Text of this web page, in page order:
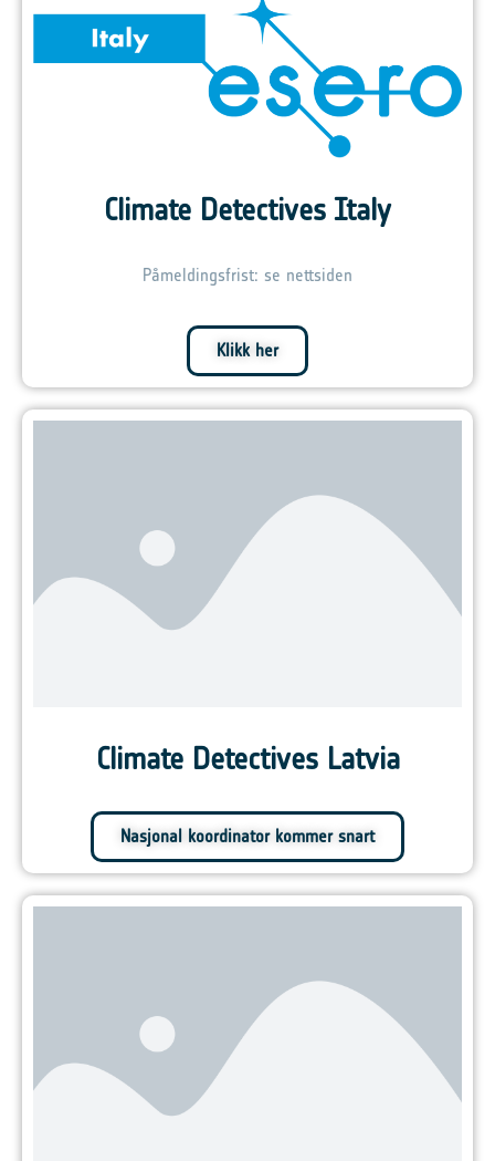
Climate Detectives Italy
Påmeldingsfrist: se nettsiden
Klikk her
Climate Detectives Latvia
Nasjonal koordinator kommer snart